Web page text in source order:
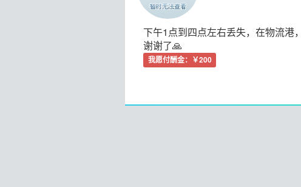
下午1点到四点左右丢失，在物流港
谢谢了🙏
我愿付酬金：￥200